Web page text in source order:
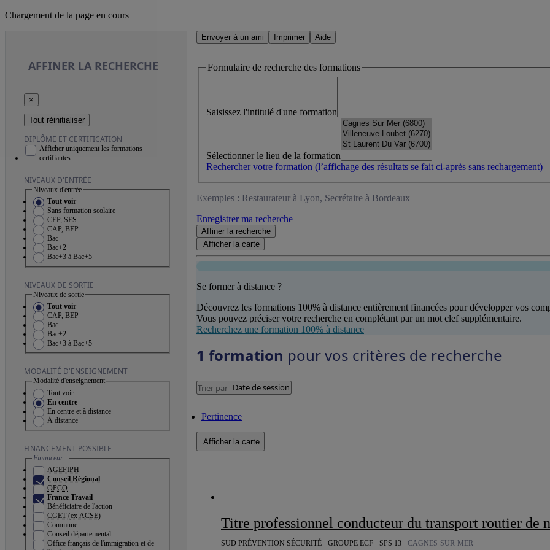
Chargement de la page en cours
AFFINER LA RECHERCHE
×
Tout réinitialiser
DIPLÔME ET CERTIFICATION
Afficher uniquement les formations
certifiantes
NIVEAUX D'ENTRÉE
Niveaux d'entrée
Tout voir
Sans formation scolaire
CEP, SES
CAP, BEP
Bac
Bac+2
Bac+3 à Bac+5
NIVEAUX DE SORTIE
Niveaux de sortie
Tout voir
CAP, BEP
Bac
Bac+2
Bac+3 à Bac+5
MODALITÉ D'ENSEIGNEMENT
Modalité d'enseignement
Tout voir
En centre
En centre et à distance
À distance
FINANCEMENT POSSIBLE
Financeur :
AGEFIPH
Conseil Régional
OPCO
France Travail
Bénéficiaire de l'action
CGET (ex ACSE)
Commune
Conseil départemental
Office français de l'immigration et de
Envoyer à un ami Imprimer Aide
Formulaire de recherche des formations
Saisissez l'intitulé d'une formation
Sélectionner le lieu de la formation
Rechercher votre formation (l’affichage des résultats se fait ci-après sans rechargement)
Exemples : Restaurateur à Lyon, Secrétaire à Bordeaux
Enregistrer ma recherche
Affiner la recherche
Afficher la carte
Se former à distance ?
Découvrez les formations 100% à distance entièrement financées pour développer vos
Vous pouvez préciser votre recherche en complétant par un mot clef supplémentaire.
Recherchez une formation 100% à distance
1 formation pour vos critères de recherche
Trier par Date de session
Pertinence
Afficher la carte
Titre professionnel conducteur du transport routier de marchandises sur porteur
SUD PRÉVENTION SÉCURITÉ - GROUPE ECF - SPS 13 - CAGNES-SUR-MER